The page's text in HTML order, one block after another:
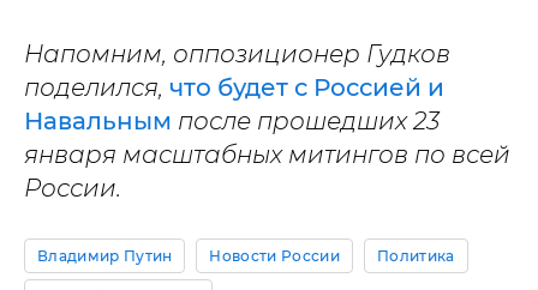
Напомним, оппозиционер Гудков
поделился, что будет с Россией и
Навальным после прошедших 23
января масштабных митингов по всей
России.
Владимир Путин Новости России Политика